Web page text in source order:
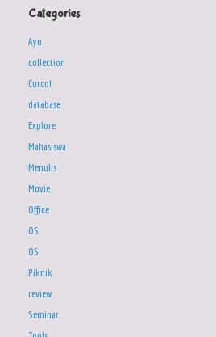
Categories
Ayu
collection
Curcol
database
Explore
Mahasiswa
Menulis
Movie
Office
OS
OS
Piknik
review
Seminar